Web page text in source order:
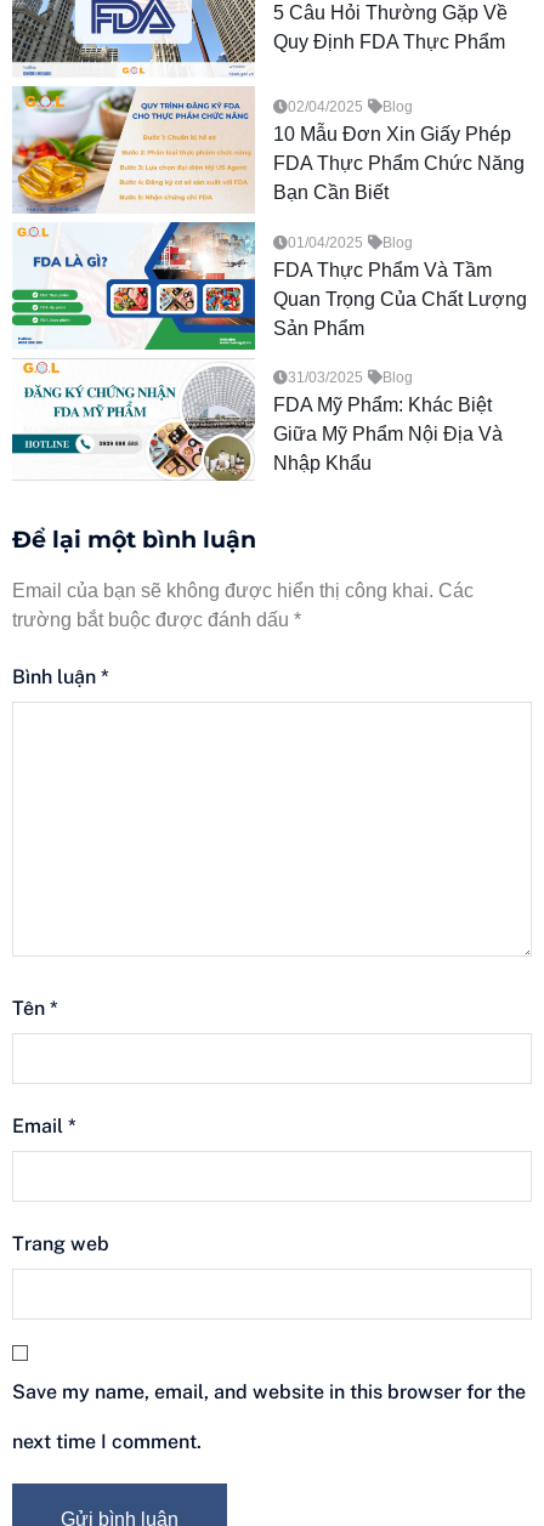
5 Câu Hỏi Thường Gặp Về
Quy Định FDA Thực Phẩm
02/04/2025 Blog
10 Mẫu Đơn Xin Giấy Phép
FDA Thực Phẩm Chức Năng
Bạn Cần Biết
01/04/2025 Blog
FDA Thực Phẩm Và Tầm
Quan Trọng Của Chất Lượng
Sản Phẩm
31/03/2025 Blog
FDA Mỹ Phẩm: Khác Biệt
Giữa Mỹ Phẩm Nội Địa Và
Nhập Khẩu
Để lại một bình luận
Email của bạn sẽ không được hiển thị công khai. Các
trường bắt buộc được đánh dấu *
Bình luận *
Tên *
Email *
Trang web
Save my name, email, and website in this browser for the
next time I comment.